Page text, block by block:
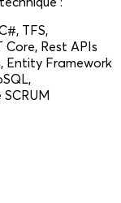
TFS,
Core, Rest APIs
Entity Framework